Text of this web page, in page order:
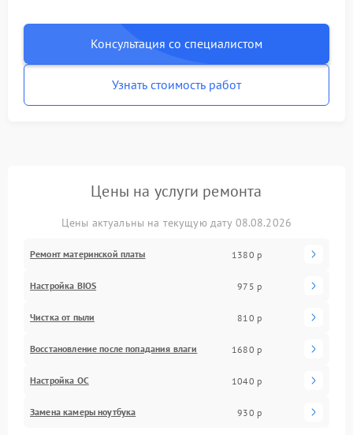
Консультация со специалистом
Узнать стоимость работ
Цены на услуги ремонта
Цены актуальны на текущую дату 08.08.2026
Ремонт материнской платы 1380 р
Настройка BIOS 975 р
Чистка от пыли 810 р
Восстановление после попадания влаги 1680 р
Настройка ОС 1040 р
Замена камеры ноутбука 930 р